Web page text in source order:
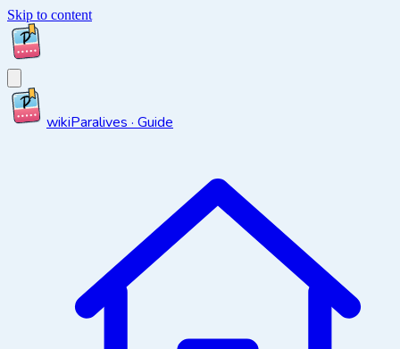
Skip to content
wikiParalives · Guide